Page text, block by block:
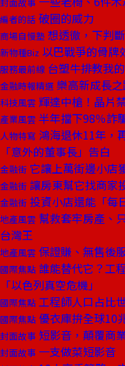
編者的話 破圈的威力
商場自慢塾 想透徹，下判
新物種Biz 以巴戰爭的骨牌
服務最前線 台塑牛排教我
金融時報精選 樂高新成長
科技風雲 輝達中槍！晶片
產業風雲 半年擋下98％詐
人物特寫 鴻海退休11年，
「意外的董事長」告白
金融街 它讓上萬街邊小
金融街 讓房東幫它找商
金融街 投資小店還能「每
地產風雲 幫救套牢房產、
台灣王
地產風雲 保證賺、無售後
國際焦點 誰能替代它？工
「以色列真空危機」
國際焦點 工程師人口占比
國際焦點 優衣庫拚全球10
封面故事 短影音，顛覆商
封面故事 一支做菜短影音